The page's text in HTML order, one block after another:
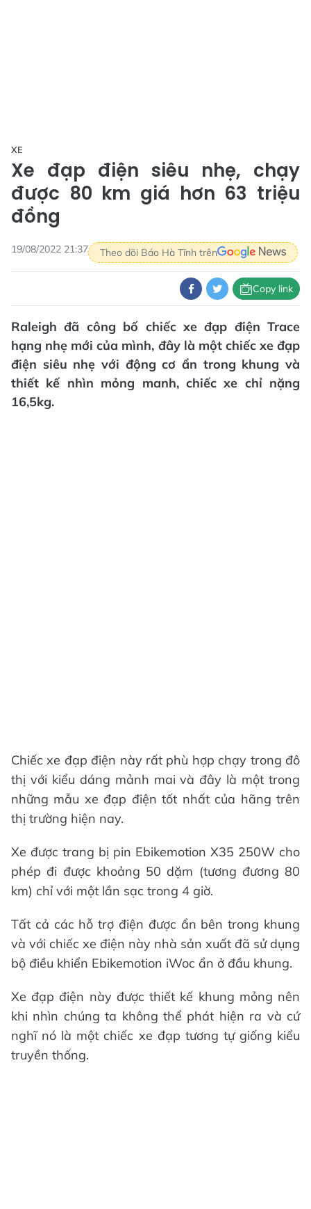
XE
Xe đạp điện siêu nhẹ, chạy
được 80 km giá hơn 63 triệu
đồng
19/08/2022 21:37 Theo dõi Báo Hà Tĩnh trên
Copy link
Raleigh đã công bố chiếc xe đạp điện Trace
hạng nhẹ mới của mình, đây là một chiếc xe đạp
điện siêu nhẹ với động cơ ẩn trong khung và
thiết kế nhìn mỏng manh, chiếc xe chỉ nặng
16,5kg.
Chiếc xe đạp điện này rất phù hợp chạy trong đô
thị với kiểu dáng mảnh mai và đây là một trong
những mẫu xe đạp điện tốt nhất của hãng trên
thị trường hiện nay.
Xe được trang bị pin Ebikemotion X35 250W cho
phép đi được khoảng 50 dặm (tương đương 80
km) chỉ với một lần sạc trong 4 giờ.
Tất cả các hỗ trợ điện được ẩn bên trong khung
và với chiếc xe điện này nhà sản xuất đã sử dụng
bộ điều khiển Ebikemotion iWoc ẩn ở đầu khung.
Xe đạp điện này được thiết kế khung mỏng nên
khi nhìn chúng ta không thể phát hiện ra và cứ
nghĩ nó là một chiếc xe đạp tương tự giống kiểu
truyền thống.